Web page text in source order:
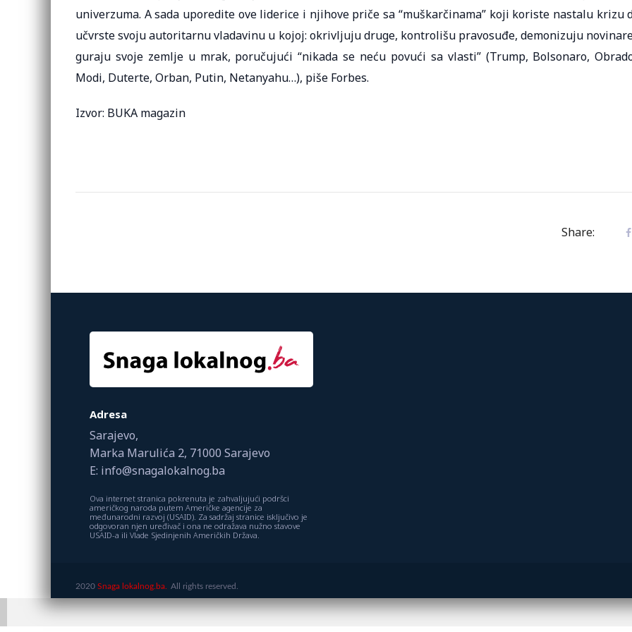
univerzuma. A sada uporedite ove liderice i njihove priče sa “muškarčinama” koji koriste nastalu krizu
učvrste svoju autoritarnu vladavinu u kojoj: okrivljuju druge, kontrolišu pravosuđe, demonizuju
guraju svoje zemlje u mrak, poručujući “nikada se neću povući sa vlasti” (Trump, Bolsonaro,
Modi, Duterte, Orban, Putin, Netanyahu…), piše Forbes.
Izvor: BUKA magazin
Share:
Adresa
Sarajevo,
Marka Marulića 2, 71000 Sarajevo
E: info@snagalokalnog.ba
Ova internet stranica pokrenuta je zahvaljujući podršci
američkog naroda putem Američke agencije za
međunarodni razvoj (USAID). Za sadržaj stranice isključivo je
odgovoran njen uređivač i ona ne odražava nužno stavove
USAID-a ili Vlade Sjedinjenih Američkih Država.
2020 Snaga lokalnog.ba. All rights reserved.